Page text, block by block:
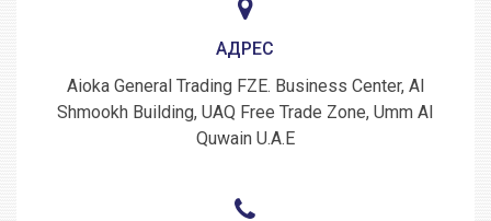
АДРЕС
Aioka General Trading FZE. Business Center, Al
Shmookh Building, UAQ Free Trade Zone, Umm Al
Quwain U.A.E